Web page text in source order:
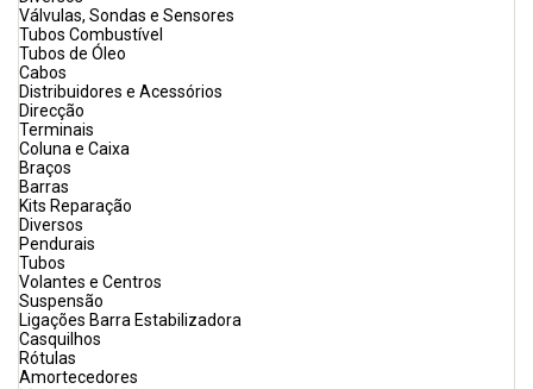
Válvulas, Sondas e Sensores
Tubos Combustível
Tubos de Óleo
Cabos
Distribuidores e Acessórios
Direcção
Terminais
Coluna e Caixa
Braços
Barras
Kits Reparação
Diversos
Pendurais
Tubos
Volantes e Centros
Suspensão
Ligações Barra Estabilizadora
Casquilhos
Rótulas
Amortecedores